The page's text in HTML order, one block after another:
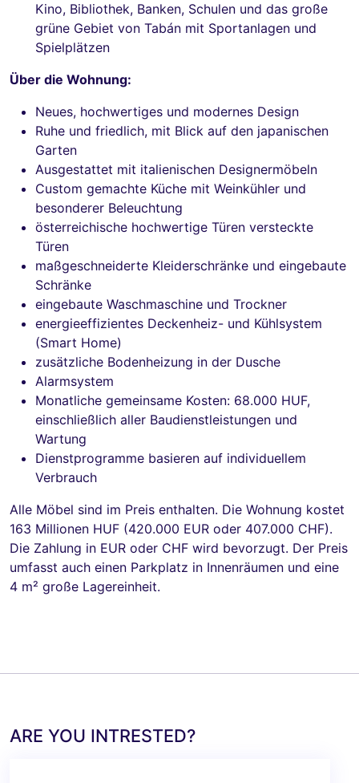
Kino, Bibliothek, Banken, Schulen und das große
grüne Gebiet von Tabán mit Sportanlagen und
Spielplätzen
Über die Wohnung:
Neues, hochwertiges und modernes Design
Ruhe und friedlich, mit Blick auf den japanischen
Garten
Ausgestattet mit italienischen Designermöbeln
Custom gemachte Küche mit Weinkühler und
besonderer Beleuchtung
österreichische hochwertige Türen versteckte
Türen
maßgeschneiderte Kleiderschränke und eingebaute
Schränke
eingebaute Waschmaschine und Trockner
energieeffizientes Deckenheiz- und Kühlsystem
(Smart Home)
zusätzliche Bodenheizung in der Dusche
Alarmsystem
Monatliche gemeinsame Kosten: 68.000 HUF,
einschließlich aller Baudienstleistungen und
Wartung
Dienstprogramme basieren auf individuellem
Verbrauch
Alle Möbel sind im Preis enthalten. Die Wohnung kostet
163 Millionen HUF (420.000 EUR oder 407.000 CHF).
Die Zahlung in EUR oder CHF wird bevorzugt. Der Preis
umfasst auch einen Parkplatz in Innenräumen und eine
4 m² große Lagereinheit.
ARE YOU INTRESTED?